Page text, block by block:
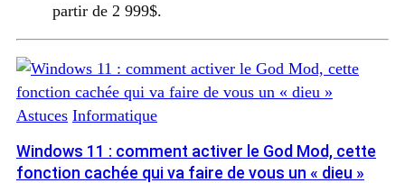
partir de 2 999$.
Astuces Informatique
Windows 11 : comment activer le God Mod, cette
fonction cachée qui va faire de vous un « dieu »